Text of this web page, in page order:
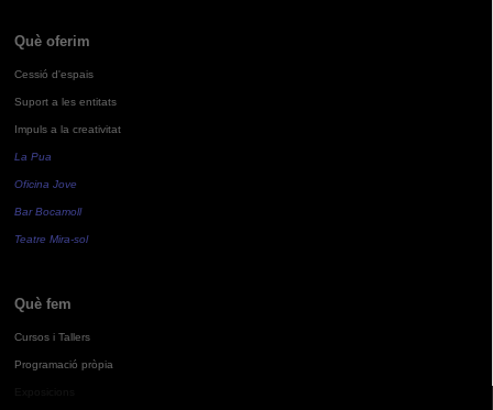
Què oferim
Cessió d'espais
Suport a les entitats
Impuls a la creativitat
La Pua
Oficina Jove
Bar Bocamoll
Teatre Mira-sol
Què fem
Cursos i Tallers
Programació pròpia